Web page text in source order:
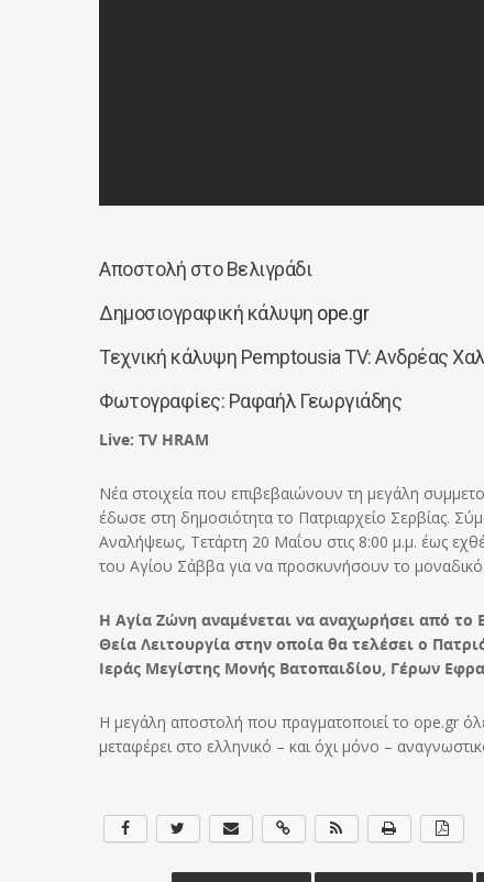
Αποστολή στο Βελιγράδι
Δημοσιογραφική κάλυψη ope.gr
Τεχνική κάλυψη Pemptousia TV: Ανδρέας
Φωτογραφίες: Ραφαήλ Γεωργιάδης
Live: TV HRAM
Νέα στοιχεία που επιβεβαιώνουν τη μεγάλη
έδωσε στη δημοσιότητα το Πατριαρχείο Σερβίας.
Αναλήψεως, Τετάρτη 20 Μαΐου στις 8:00 μ.μ. έως
του Αγίου Σάββα για να προσκυνήσουν το μοναδικό
Η Αγία Ζώνη αναμένεται να αναχωρήσει από το
Θεία Λειτουργία στην οποία θα τελέσει ο
Ιεράς Μεγίστης Μονής Βατοπαιδίου, Γέρων
Η μεγάλη αποστολή που πραγματοποιεί το ope.gr
μεταφέρει στο ελληνικό – και όχι μόνο –